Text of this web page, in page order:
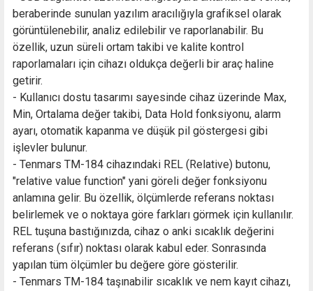
beraberinde sunulan yazılım aracılığıyla grafiksel olarak
görüntülenebilir, analiz edilebilir ve raporlanabilir. Bu
özellik, uzun süreli ortam takibi ve kalite kontrol
raporlamaları için cihazı oldukça değerli bir araç haline
getirir.
- Kullanıcı dostu tasarımı sayesinde cihaz üzerinde Max,
Min, Ortalama değer takibi, Data Hold fonksiyonu, alarm
ayarı, otomatik kapanma ve düşük pil göstergesi gibi
işlevler bulunur.
- Tenmars TM-184 cihazındaki REL (Relative) butonu,
"relative value function" yani göreli değer fonksiyonu
anlamına gelir. Bu özellik, ölçümlerde referans noktası
belirlemek ve o noktaya göre farkları görmek için kullanılır.
REL tuşuna bastığınızda, cihaz o anki sıcaklık değerini
referans (sıfır) noktası olarak kabul eder. Sonrasında
yapılan tüm ölçümler bu değere göre gösterilir.
- Tenmars TM-184 taşınabilir sıcaklık ve nem kayıt cihazı,